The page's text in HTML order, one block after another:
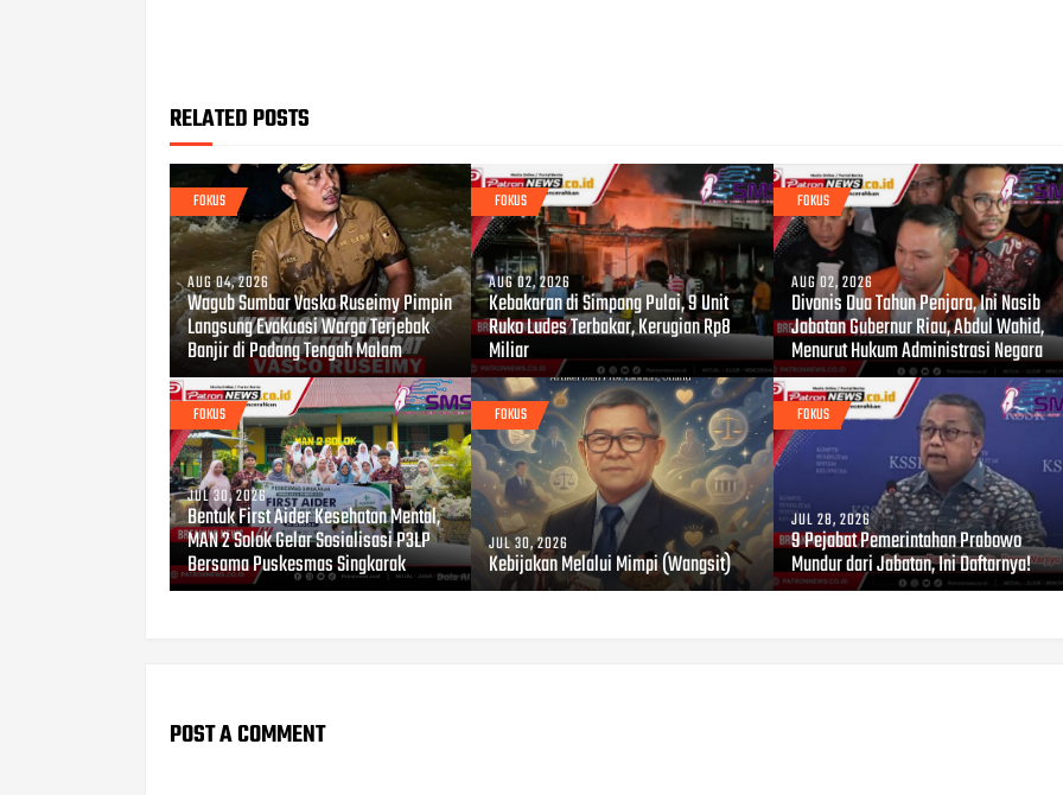
RELATED POSTS
FOKUS
AUG 04, 2026
Wagub Sumbar Vasko Ruseimy Pimpin
Langsung Evakuasi Warga Terjebak
Banjir di Padang Tengah Malam
FOKUS
AUG 02, 2026
Kebakaran di Simpang Pulai, 9 Unit
Ruko Ludes Terbakar, Kerugian Rp8
Miliar
FOKUS
AUG 02, 2026
Divonis Dua Tahun Penjara, Ini Nasib
Jabatan Gubernur Riau, Abdul Wahid,
Menurut Hukum Administrasi Negara
FOKUS
JUL 30, 2026
Bentuk First Aider Kesehatan Mental,
MAN 2 Solok Gelar Sosialisasi P3LP
Bersama Puskesmas Singkarak
FOKUS
JUL 30, 2026
Kebijakan Melalui Mimpi (Wangsit)
FOKUS
JUL 28, 2026
9 Pejabat Pemerintahan Prabowo
Mundur dari Jabatan, Ini Daftarnya!
POST A COMMENT